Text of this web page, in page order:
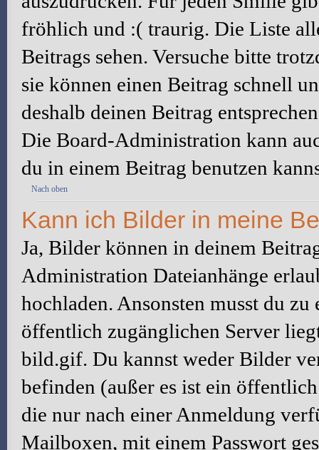
fröhlich und :( traurig. Die Liste
Beitrags sehen. Versuche bitte
sie können einen Beitrag schnell
deshalb deinen Beitrag
Die Board-Administration kann
du in einem Beitrag benutzen
Nach oben
Kann ich Bilder in meine
Ja, Bilder können in deinem
Administration Dateianhänge
hochladen. Ansonsten musst du
öffentlich zugänglichen Server
bild.gif. Du kannst weder Bilder
befinden (außer es ist ein
die nur nach einer Anmeldung
Mailboxen, mit einem Passwort